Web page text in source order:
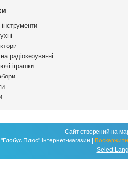
інструменти
на радіокеруванні
іграшки
Сайт створений на
Select